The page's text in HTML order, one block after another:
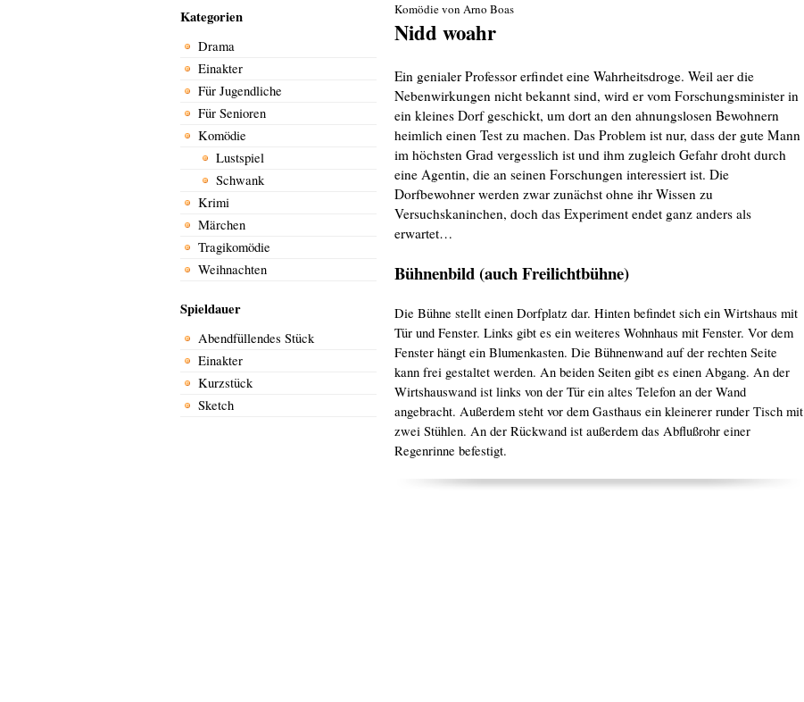
Kategorien
Drama
Einakter
Für Jugendliche
Für Senioren
Komödie
Lustspiel
Schwank
Krimi
Märchen
Tragikomödie
Weihnachten
Spieldauer
Abendfüllendes Stück
Einakter
Kurzstück
Sketch
Komödie von Arno Boas
Nidd woahr
Ein genialer Professor erfindet eine Wahrheitsdroge. Weil aer die
Nebenwirkungen nicht bekannt sind, wird er vom Forschungsminister in
ein kleines Dorf geschickt, um dort an den ahnungslosen Bewohnern
heimlich einen Test zu machen. Das Problem ist nur, dass der gute Mann
im höchsten Grad vergesslich ist und ihm zugleich Gefahr droht durch
eine Agentin, die an seinen Forschungen interessiert ist. Die
Dorfbewohner werden zwar zunächst ohne ihr Wissen zu
Versuchskaninchen, doch das Experiment endet ganz anders als
erwartet…
Bühnenbild (auch Freilichtbühne)
Die Bühne stellt einen Dorfplatz dar. Hinten befindet sich ein Wirtshaus mit
Tür und Fenster. Links gibt es ein weiteres Wohnhaus mit Fenster. Vor dem
Fenster hängt ein Blumenkasten. Die Bühnenwand auf der rechten Seite
kann frei gestaltet werden. An beiden Seiten gibt es einen Abgang. An der
Wirtshauswand ist links von der Tür ein altes Telefon an der Wand
angebracht. Außerdem steht vor dem Gasthaus ein kleinerer runder Tisch mit
zwei Stühlen. An der Rückwand ist außerdem das Abflußrohr einer
Regenrinne befestigt.